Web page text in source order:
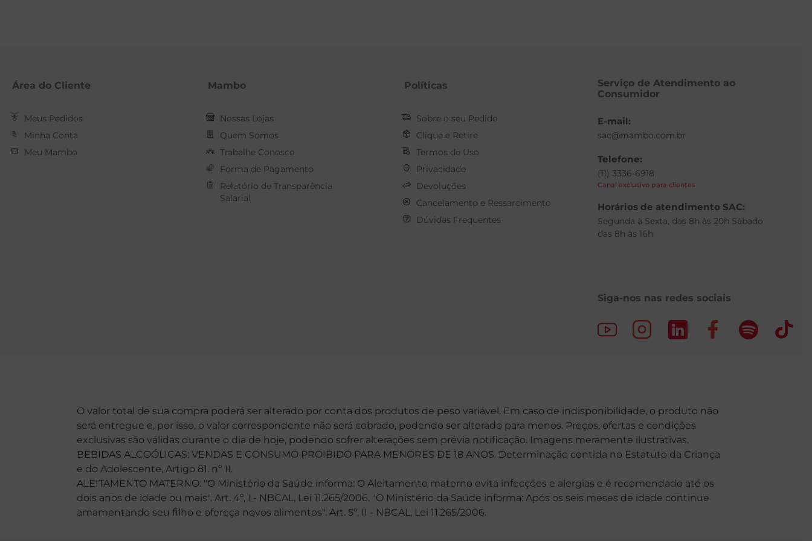
Área do Cliente
Meus Pedidos
Minha Conta
Meu Mambo
Mambo
Nossas Lojas
Quem Somos
Trabalhe Conosco
Forma de Pagamento
Relatório de Transparência
Salarial
Políticas
Sobre o seu Pedido
Clique e Retire
Termos de Uso
Privacidade
Devoluções
Cancelamento e Ressarcimento
Dúvidas Frequentes
Serviço de Atendimento ao
Consumidor
E-mail:
sac@mambo.com.br
Telefone:
(11) 3336-6918
Canal exclusivo para clientes
Horários de atendimento SAC:
Segunda à Sexta, das 8h às 20h Sábado
das 8h às 16h
Siga-nos nas redes sociais
O valor total de sua compra poderá ser alterado por conta dos produtos de peso variável. Em caso de indisponibilidade, o produto não
será entregue e, por isso, o valor correspondente não será cobrado, podendo ser alterado para menos. Preços, ofertas e condições
exclusivas são válidas durante o dia de hoje, podendo sofrer alterações sem prévia notificação. Imagens meramente ilustrativas.
BEBIDAS ALCOÓLICAS: VENDAS E CONSUMO PROIBIDO PARA MENORES DE 18 ANOS. Determinação contida no Estatuto da Criança
e do Adolescente, Artigo 81. nº II.
ALEITAMENTO MATERNO: "O Ministério da Saúde informa: O Aleitamento materno evita infecções e alergias e é recomendado até os
dois anos de idade ou mais". Art. 4º, I - NBCAL, Lei 11.265/2006. "O Ministério da Saúde informa: Após os seis meses de idade continue
amamentando seu filho e ofereça novos alimentos". Art. 5º, II - NBCAL, Lei 11.265/2006.